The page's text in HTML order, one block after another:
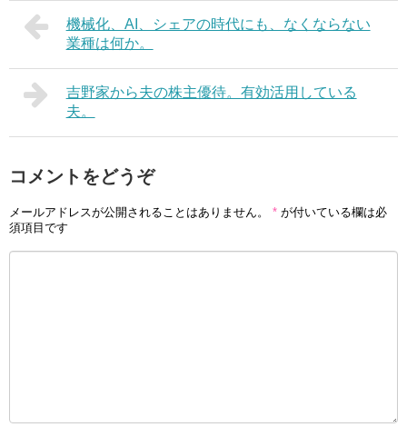
機械化、AI、シェアの時代にも、なくならない
業種は何か。
吉野家から夫の株主優待。有効活用している
夫。
コメントをどうぞ
メールアドレスが公開されることはありません。 * が付いている欄は必
須項目です